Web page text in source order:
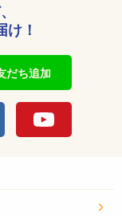
！
だち追加